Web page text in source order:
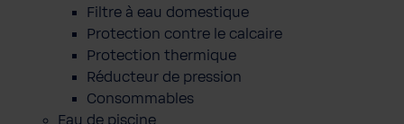
Filtre à eau domestique
Protection contre le calcaire
Protection thermique
Réducteur de pression
Consommables
Eau de piscine